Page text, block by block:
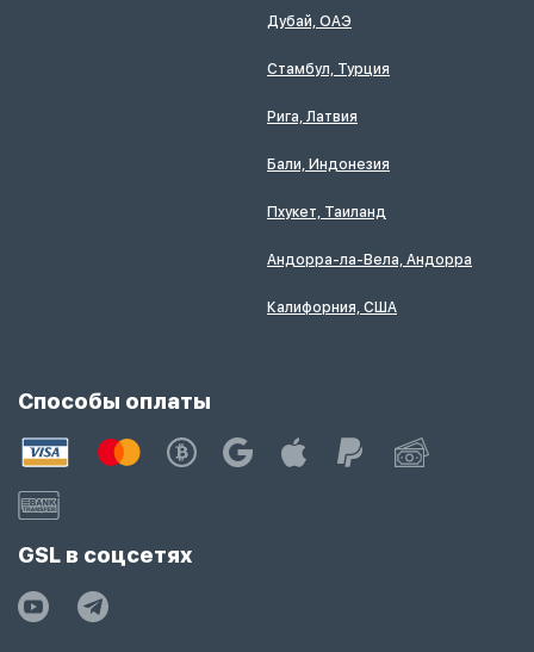
Дубай, ОАЭ
Стамбул, Турция
Рига, Латвия
Бали, Индонезия
Пхукет, Таиланд
Андорра-ла-Вела, Андорра
Калифорния, США
Способы оплаты
GSL в соцсетях